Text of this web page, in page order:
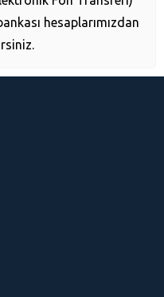
hesaplarımızdan